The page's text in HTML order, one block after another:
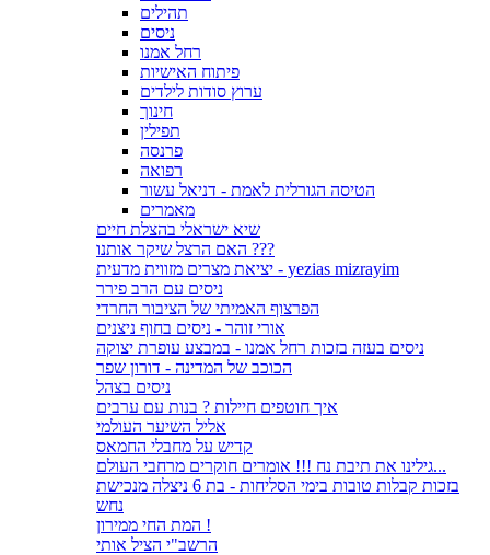
תהילים
ניסים
רחל אמנו
פיתוח האישיות
ערוץ סודות לילדים
חינוך
תפילין
פרנסה
רפואה
הטיסה הגורלית לאמת - דניאל עשור
מאמרים
שיא ישראלי בהצלת חיים
האם הרצל שיקר אותנו ???
יציאת מצרים מזווית מדעית - yezias mizrayim
ניסים עם הרב פירר
הפרצוף האמיתי של הציבור החרדי
אורי זוהר - ניסים בחוף ניצנים
ניסים בעזה בזכות רחל אמנו - במבצע עופרת יצוקה
הכוכב של המדינה - דורון שפר
ניסים בצהל
איך חוטפים חיילות ? בנות עם ערבים
אליל השיער העולמי
קדיש על מחבלי החמאס
גילינו את תיבת נח !!! אומרים חוקרים מרחבי העולם...
בזכות קבלות טובות בימי הסליחות - בת 6 ניצלה מנכישת
נחש
המת החי ממירון !
הרשב"י הציל אותי